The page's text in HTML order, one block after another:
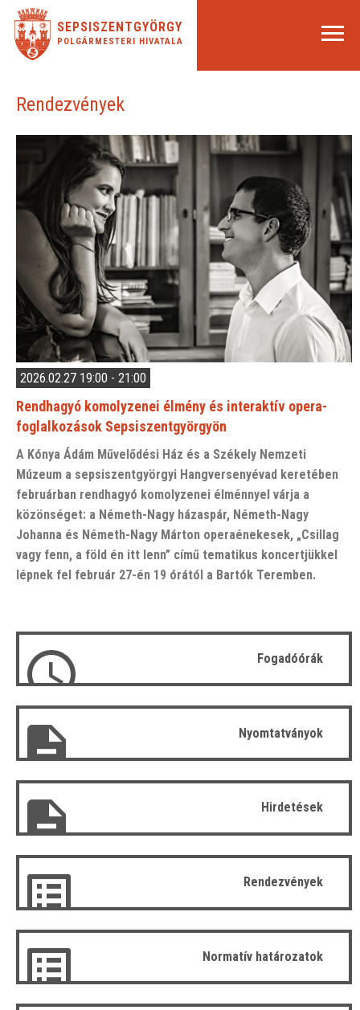
SEPSISZENTGYÖRGY
POLGÁRMESTERI HIVATALA
Rendezvények
2026.02.27 19:00 - 21:00
Rendhagyó komolyzenei élmény és interaktív opera-
foglalkozások Sepsiszentgyörgyön
A Kónya Ádám Művelődési Ház és a Székely Nemzeti
Múzeum a sepsiszentgyörgyi Hangversenyévad keretében
februárban rendhagyó komolyzenei élménnyel várja a
közönséget: a Németh-Nagy házaspár, Németh-Nagy
Johanna és Németh-Nagy Márton operaénekesek, „Csillag
vagy fenn, a föld én itt lenn” című tematikus koncertjükkel
lépnek fel február 27-én 19 órától a Bartók Teremben.
Fogadóórák
Nyomtatványok
Hirdetések
Rendezvények
Normatív határozatok